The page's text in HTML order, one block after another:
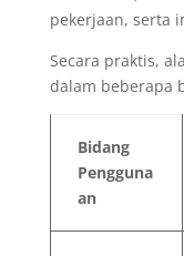
pekerjaan, serta
Secara praktis,
dalam beberapa
Bidang
Pengguna
an